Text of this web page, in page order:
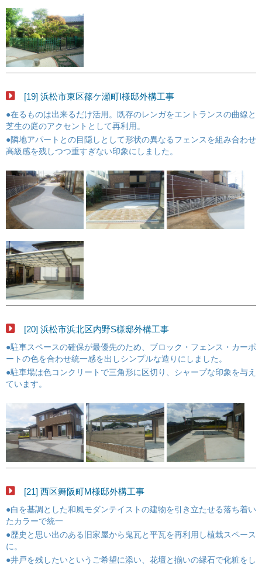
[19] 浜松市東区篠ケ瀬町I様邸外構工事
●在るものは出来るだけ活用。既存のレンガをエントランスの曲線と
芝生の庭のアクセントとして再利用。
●隣地アパートとの目隠しとして形状の異なるフェンスを組み合わせ
高級感を残しつつ重すぎない印象にしました。
[20] 浜松市浜北区内野S様邸外構工事
●駐車スペースの確保が最優先のため、ブロック・フェンス・カーポ
ートの色を合わせ統一感を出しシンプルな造りにしました。
●駐車場は色コンクリートで三角形に区切り、シャープな印象を与え
ています。
[21] 西区舞阪町M様邸外構工事
●白を基調とした和風モダンテイストの建物を引き立たせる落ち着い
たカラーで統一
●歴史と思い出のある旧家屋から鬼瓦と平瓦を再利用し植栽スペース
に。
●井戸を残したいというご希望に添い、花壇と揃いの縁石で化粧をし